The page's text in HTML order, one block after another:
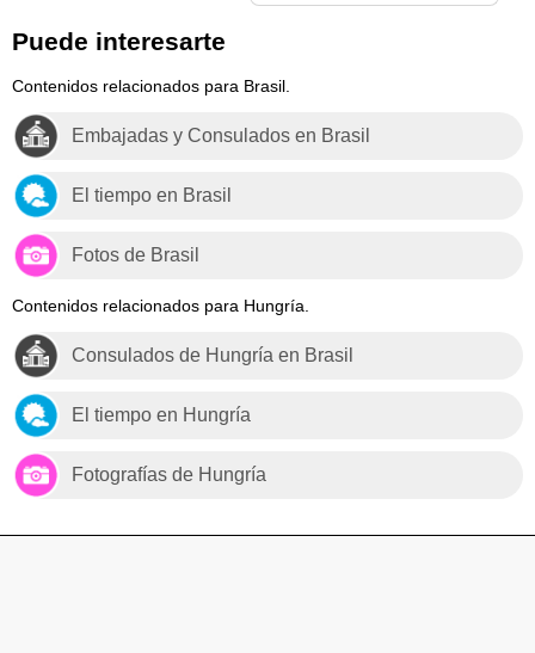
Puede interesarte
Contenidos relacionados para Brasil.
Embajadas y Consulados en Brasil
El tiempo en Brasil
Fotos de Brasil
Contenidos relacionados para Hungría.
Consulados de Hungría en Brasil
El tiempo en Hungría
Fotografías de Hungría